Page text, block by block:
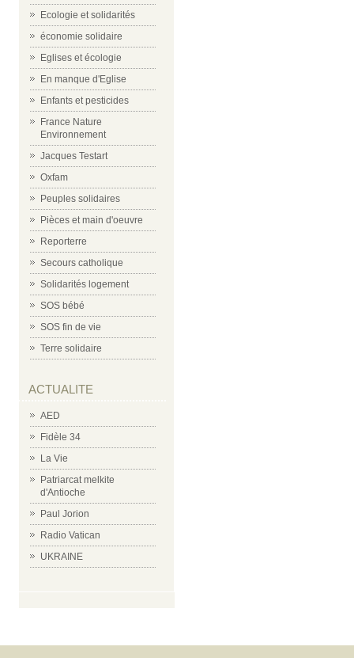
Ecologie et solidarités
économie solidaire
Eglises et écologie
En manque d'Eglise
Enfants et pesticides
France Nature
Environnement
Jacques Testart
Oxfam
Peuples solidaires
Pièces et main d'oeuvre
Reporterre
Secours catholique
Solidarités logement
SOS bébé
SOS fin de vie
Terre solidaire
ACTUALITE
AED
Fidèle 34
La Vie
Patriarcat melkite
d'Antioche
Paul Jorion
Radio Vatican
UKRAINE